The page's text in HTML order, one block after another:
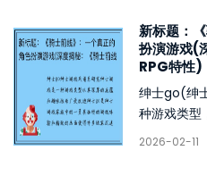
新标题：
扮演游戏(
RPG特性)
绅士go(绅
种游戏类型
2026-02-11